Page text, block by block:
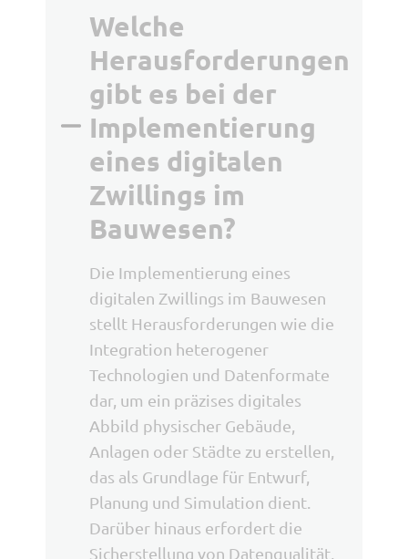
Welche
Herausforderungen
gibt es bei der
Implementierung
eines digitalen
Zwillings im
Bauwesen?
Die Implementierung eines
digitalen Zwillings im Bauwesen
stellt Herausforderungen wie die
Integration heterogener
Technologien und Datenformate
dar, um ein präzises digitales
Abbild physischer Gebäude,
Anlagen oder Städte zu erstellen,
das als Grundlage für Entwurf,
Planung und Simulation dient.
Darüber hinaus erfordert die
Sicherstellung von Datenqualität,